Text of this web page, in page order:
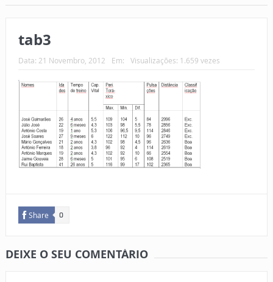
tab3
Data: 21 Novembro, 2012 Em: Visualizações: 1.659 vezes
Share 0
DEIXE O SEU COMENTÁRIO